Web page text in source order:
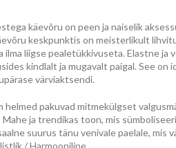
käevõru on peen ja naiselik
keskpunktis on meisterlikult
liigse pealetükkivuseta. Elastne ja
kindlalt ja mugavalt paigal. See on
värviaktsendi.
helmed pakuvad mitmekülgset
Mahe ja trendikas toon, mis
suurus tänu venivale paelale, mis
/ Harmooniline